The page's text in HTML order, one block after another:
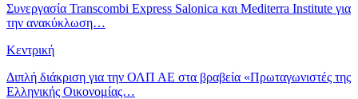
Συνεργασία Transcombi Express Salonica και Mediterra Institute για
την ανακύκλωση…
Κεντρική
Διπλή διάκριση για την ΟΛΠ ΑΕ στα βραβεία «Πρωταγωνιστές της
Ελληνικής Οικονομίας…